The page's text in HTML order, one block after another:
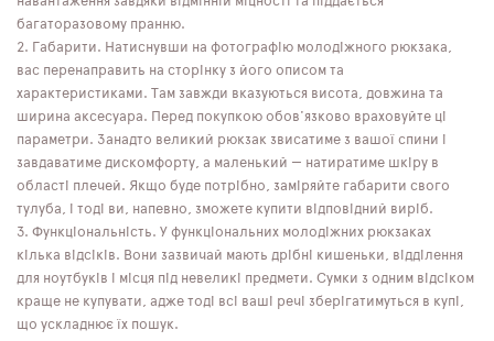
багаторазовому пранню.
Габарити. Натиснувши на фотографію молодіжного рюкзака,
вас перенаправить на сторінку з його описом та
характеристиками. Там завжди вказуються висота, довжина та
ширина аксесуара. Перед покупкою обов'язково враховуйте ці
параметри. Занадто великий рюкзак звисатиме з вашої спини і
завдаватиме дискомфорту, а маленький — натиратиме шкіру в
області плечей. Якщо буде потрібно, заміряйте габарити свого
тулуба, і тоді ви, напевно, зможете купити відповідний виріб.
Функціональність. У функціональних молодіжних рюкзаках
кілька відсіків. Вони зазвичай мають дрібні кишеньки, відділення
для ноутбуків і місця під невеликі предмети. Сумки з одним відсіком
краще не купувати, адже тоді всі ваші речі зберігатимуться в купі,
що ускладнює їх пошук.